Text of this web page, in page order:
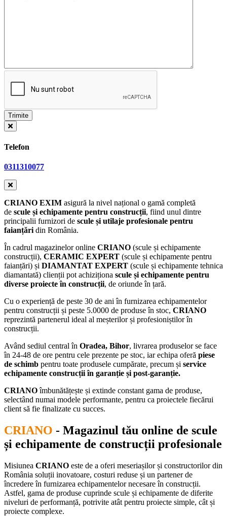
Telefon
0311310077
CRIANO EXIM asigură la nivel național o gamă completă
de scule și echipamente pentru construcții, fiind unul dintre
principalii furnizori de scule și utilaje profesionale pentru
faianțări din România.
În cadrul magazinelor online CRIANO (scule și echipamente
construcții), CERAMIC EXPERT (scule și echipamente pentru
faianțări) și DIAMANTAT EXPERT (scule și echipamente tehnica
diamantată) clienții pot achiziționa scule și echipamente pentru
diverse proiecte în construcții, de oriunde în țară.
Cu o experiență de peste 30 de ani în furnizarea echipamentelor
pentru construcții și peste 5.0000 de produse în stoc, CRIANO
reprezintă partenerul ideal al meșterilor și profesioniștilor în
construcții.
Având sediul central în Oradea, Bihor, livrarea produselor se face
în 24-48 de ore pentru cele prezente pe stoc, iar echipa oferă piese
de schimb pentru toate produsele cumpărate, precum și service
echipamente construcții în garanție și post-garanție.
CRIANOîmbunătățește și extinde constant gama de produse,
selectând numai modele performante, pentru ca proiectele fiecărui
client să fie finalizate cu succes.
CRIANO - Magazinul tău online de scule
și echipamente de construcții profesionale
Misiunea CRIANO este de a oferi meseriașilor și constructorilor din
România soluții inovatoare, costuri reduse și un partener de
încredere în furnizarea echipamentelor necesare în construcții.
Astfel, gama de produse cuprinde scule și echipamente de diferite
niveluri de performanță, potrivite atât pentru proiecte simple, cât și
proiecte complexe.